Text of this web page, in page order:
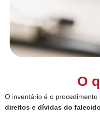
O
O inventário é o
direitos e dívidas do falecido